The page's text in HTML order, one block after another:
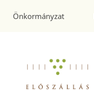
Önkormányzat